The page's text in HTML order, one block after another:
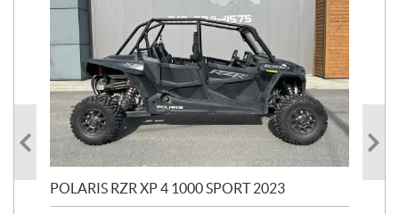
POLARIS RZR XP 4 1000 SPORT 2023